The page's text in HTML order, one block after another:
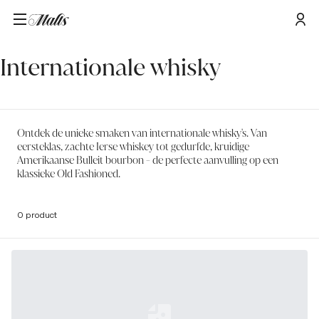
Home/Internationale whisky
Internationale whisky
Ontdek de unieke smaken van internationale whisky's. Van
eersteklas, zachte Ierse whiskey tot gedurfde, kruidige
Amerikaanse Bulleit bourbon - de perfecte aanvulling op een
klassieke Old Fashioned.
0 product